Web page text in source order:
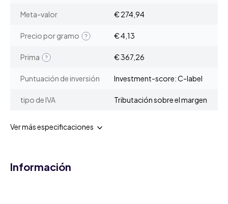
Meta-valor € 274,94
Precio por gramo € 4,13
Prima € 367,26
Puntuación de inversión Investment-score: C-label
tipo de IVA Tributación sobre el margen
Ver más especificaciones
Información